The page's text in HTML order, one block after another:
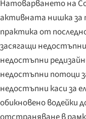
Натоварването на
активната нишка за
практика от
засягащи
недостъпни
недостъпни потоци
недостъпни каси за
обикновено водейки